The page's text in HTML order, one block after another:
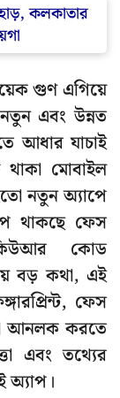
কলকাতার
গুণ এগিয়ে
এবং উন্নত
আধার যাচাই
মোবাইল
নতুন অ্যাপে
থাকছে ফেস
কোড
বড় কথা, এই
ফেস
আনলক করতে
এবং তথ্যের
অ্যাপ।